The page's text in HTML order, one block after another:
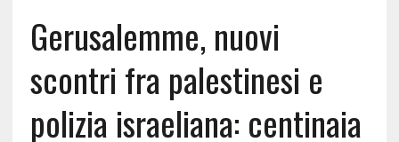
Gerusalemme, nuovi
scontri fra palestinesi e
polizia israeliana: centinaia